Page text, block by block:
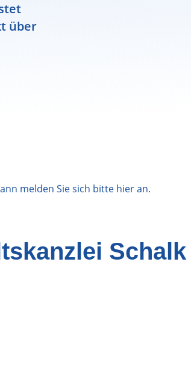
über
melden Sie sich bitte hieran.
Schalk